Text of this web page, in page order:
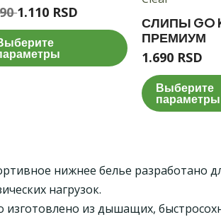
1.110 RSD
СЛИПЫ GO
ПРЕМИУМ
1.690 RSD
Выберите
параметры
нижнее белье разработано
нагрузок.
изготовлено из дышащих,